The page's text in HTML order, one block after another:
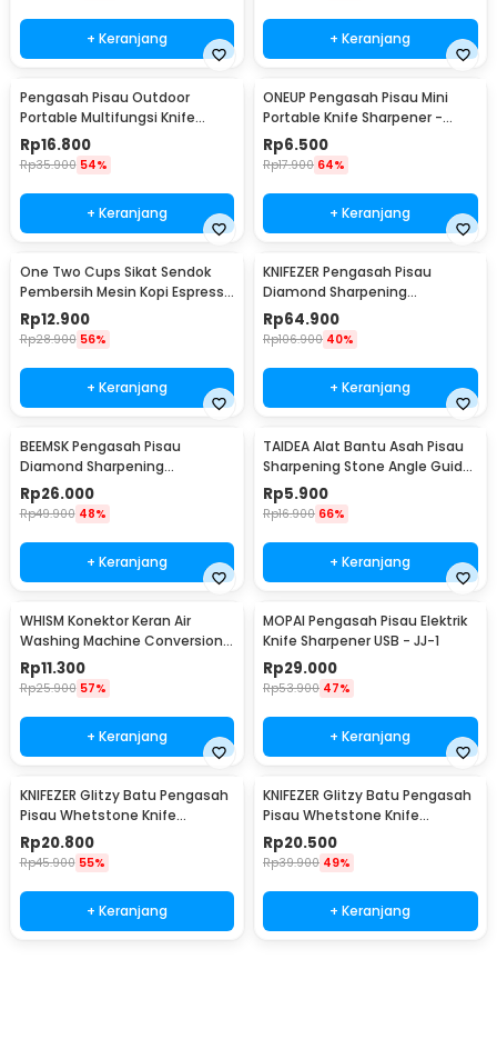
+ Keranjang + Keranjang
Pengasah Pisau Outdoor
Portable Multifungsi Knife
Sharpener - Y88
Rp16.800
Rp35.900 54%
+ Keranjang
ONEUP Pengasah Pisau Mini
Portable Knife Sharpener -
MDQ001
Rp6.500
Rp17.900 64%
+ Keranjang
One Two Cups Sikat Sendok
Pembersih Mesin Kopi Espresso
2in1 - 8809
Rp12.900
Rp28.900 56%
+ Keranjang
KNIFEZER Pengasah Pisau
Diamond Sharpening
Wetstone 4 Stages - MY311
Rp64.900
Rp106.900 40%
+ Keranjang
BEEMSK Pengasah Pisau
Diamond Sharpening
Wetstone 3 Stages - BM301
Rp26.000
Rp49.900 48%
+ Keranjang
TAIDEA Alat Bantu Asah Pisau
Sharpening Stone Angle Guide
- TG1091
Rp5.900
Rp16.900 66%
+ Keranjang
WHISM Konektor Keran Air
Washing Machine Conversion
Interface - JM009
Rp11.300
Rp25.900 57%
+ Keranjang
MOPAI Pengasah Pisau Elektrik
Knife Sharpener USB - JJ-1
Rp29.000
Rp53.900 47%
+ Keranjang
KNIFEZER Glitzy Batu Pengasah
Pisau Whetstone Knife
Sharpener 18cm 2000/5000 -
WKSS-01
Rp20.800
Rp45.900 55%
+ Keranjang
KNIFEZER Glitzy Batu Pengasah
Pisau Whetstone Knife
Sharpener 18cm 3000/8000 -
WKSS-01
Rp20.500
Rp39.900 49%
+ Keranjang